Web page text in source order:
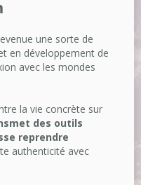
une sorte de
en développement de
avec les mondes
la vie concrète sur
des outils
reprendre
authenticité avec